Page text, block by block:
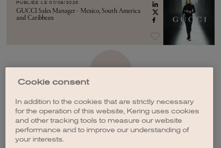
PUBLIÉE LE 07/08/2026
GUCCI Sales Manager - Mexico, South America
and Caribbean
CRÉER UNE ALERTE
Cookie consent
In addition to the cookies that are strictly necessary
for the operation of this website, Kering uses cookies
and other tracking tools to measure our website
performance and to improve our understanding of
your interests.